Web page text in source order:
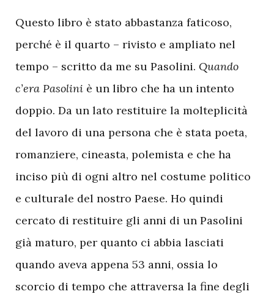
Questo libro è stato abbastanza faticoso,
perché è il quarto – rivisto e ampliato nel
tempo – scritto da me su Pasolini. Quando
c’era Pasolini è un libro che ha un intento
doppio. Da un lato restituire la molteplicità
del lavoro di una persona che è stata poeta,
romanziere, cineasta, polemista e che ha
inciso più di ogni altro nel costume politico
e culturale del nostro Paese. Ho quindi
cercato di restituire gli anni di un Pasolini
già maturo, per quanto ci abbia lasciati
quando aveva appena 53 anni, ossia lo
scorcio di tempo che attraversa la fine degli